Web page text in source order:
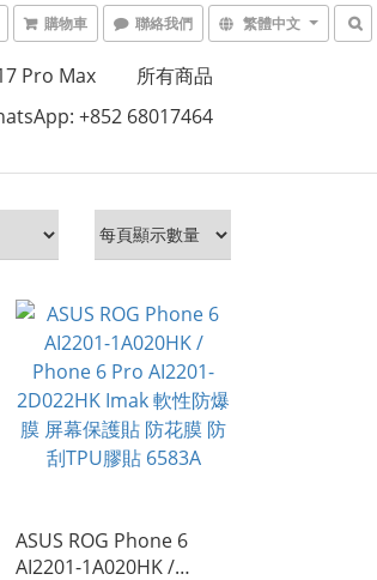
購物車 聯絡我們 繁體中文
Pro Max
所有商品
+852 68017464
ASUS ROG Phone 6
AI2201-1A020HK /